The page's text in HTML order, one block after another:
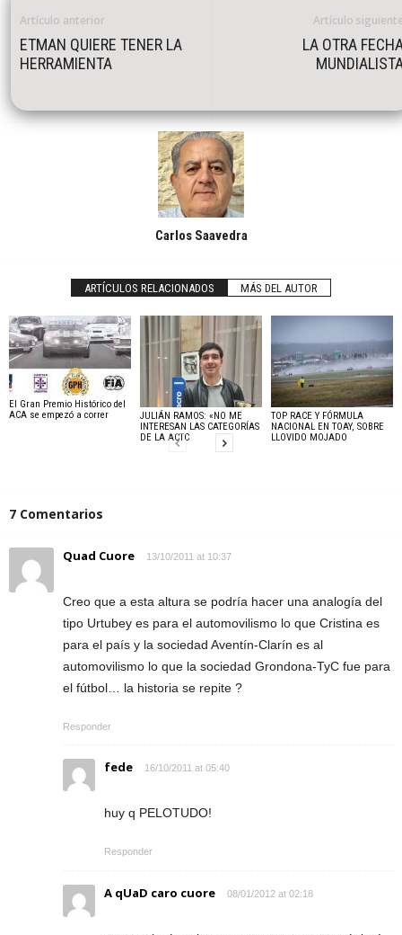
Artículo anterior
ETMAN QUIERE TENER LA
HERRAMIENTA
Artículo
LA OTRA
Carlos Saavedra
ARTÍCULOS RELACIONADOS MÁS DEL AUTOR
El Gran Premio Histórico del
ACA se empezó a correr
JULIÁN RAMOS: «NO ME
INTERESAN LAS CATEGORÍAS
DE LA ACTC
TOP RACE Y FÓRMULA
NACIONAL EN TOAY, SOBRE
LLOVIDO MOJADO
7 Comentarios
Quad Cuore 13/10/2011 at 10:37
Creo que a esta altura se podría hacer una analogía del
tipo Urtubey es para el automovilismo lo que Cristina es
para el país y la sociedad Aventín-Clarín es al
automovilismo lo que la sociedad Grondona-TyC fue para
el fútbol… la historia se repite ?
Responder
fede 16/10/2011 at 05:40
huy q PELOTUDO!
Responder
A qUaD caro cuore 08/01/2012 at 02:18